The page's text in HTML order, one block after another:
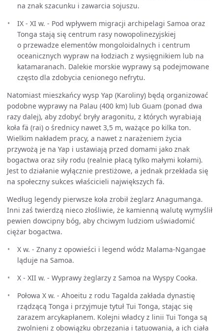
na znak szacunku i zawarcia sojuszu.
IX - XI w. - Pod wpływem migracji archipelagi Samoa oraz
Tonga stają się centrum rasy nowopolinezyjskiej
o przewadze elementów mongoloidalnych i centrum
oceanicznych wypraw na łodziach z wysięgnikiem lub na
katamaranach. Dalekie morskie wyprawy są podejmowane
często dla zdobycia cenionego nefrytu.
Natomiast mieszkańcy wysp Yap (Karoliny) będą organizować
podobne wyprawy na Palau (400 km) lub Guam (ponad dwa
razy dalej), aby zdobyć bryły aragonitu, z których wyrabiają
koła fä (rai) o średnicy nawet 3,5 m, ważące po kilka ton.
Wielkim nakładem pracy, a nawet z narażeniem życia
przywożą je na Yap i ustawiają przed domami jako znak
bogactwa oraz siły rodu (realnie płacą tylko małymi kołami).
Jest to działanie wyłącznie prestiżowe, a jednak przekłada się
na społeczny sukces właścicieli największych fä.
Według legendy pierwsze koła zrobił żeglarz Anagumanga.
Inni zaś twierdzą nieco złośliwie, że kamienną walutę wymyślił
pewien dowcipny bóg, aby chciwym ludziom uświadomić
ciężar bogactwa.
X w. - Znany z opowieści i legend wódz Malama-Ngangae
ląduje na Samoa.
X - XII w. - Wyprawy żeglarzy z Samoa na Wyspy Cooka.
Połowa X w. - Ahoeitu z rodu Tagalda zakłada dynastię
rządzącą Tonga i przyjmuje tytuł Tui Tonga, stając się
zarazem arcykapłanem. Kolejni władcy z linii Tui Tonga są
zwolnieni z obowiązku obrzezania i tatuowania, a ich ciała